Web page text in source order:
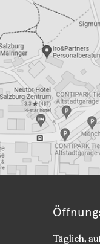
Täglich,